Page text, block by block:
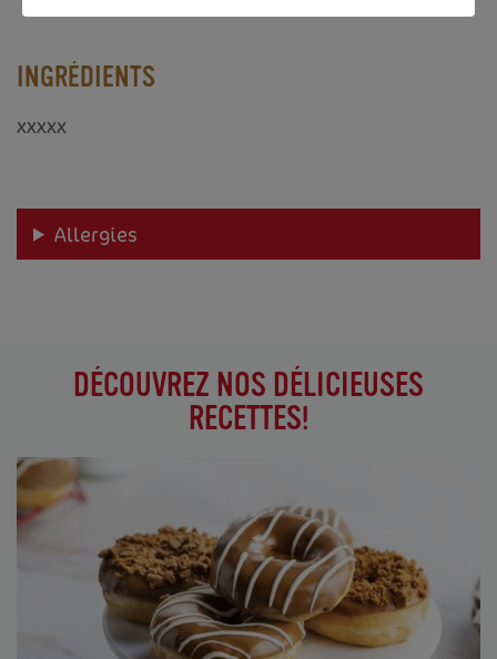
INGRÉDIENTS
xxxxx
Allergies
DÉCOUVREZ NOS DÉLICIEUSES
RECETTES!